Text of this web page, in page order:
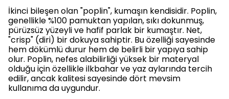
İkinci bileşen olan "poplin", kumaşın kendisidir. Poplin,
genellikle %100 pamuktan yapılan, sıkı dokunmuş,
pürüzsüz yüzeyli ve hafif parlak bir kumaştır. Net,
"crisp" (diri) bir dokuya sahiptir. Bu özelliği sayesinde
hem dökümlü durur hem de belirli bir yapıya sahip
olur. Poplin, nefes alabilirliği yüksek bir materyal
olduğu için özellikle ilkbahar ve yaz aylarında tercih
edilir, ancak kalitesi sayesinde dört mevsim
kullanıma da uygundur.